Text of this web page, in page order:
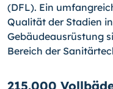
(DFL). Ein
Qualität der Stadien
Gebäudeausrüstung
Bereich der
215.000